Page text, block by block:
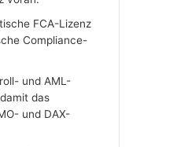
FCA-Lizenz
Compliance-
und AML-
das
und DAX-